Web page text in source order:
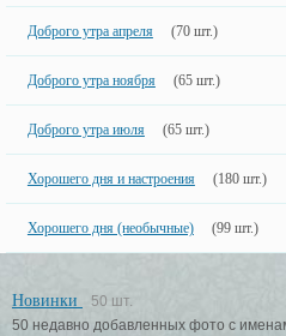
Доброго утра апреля (70 шт.)
Доброго утра ноября (65 шт.)
Доброго утра июля (65 шт.)
Хорошего дня и настроения (180 шт.)
Хорошего дня (необычные) (99 шт.)
Новинки
50 шт.
50 недавно добавленных фото с